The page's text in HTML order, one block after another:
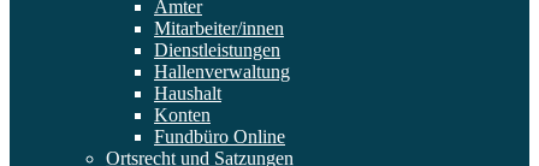
Ämter
Mitarbeiter/innen
Dienstleistungen
Hallenverwaltung
Haushalt
Konten
Fundbüro Online
Ortsrecht und Satzungen